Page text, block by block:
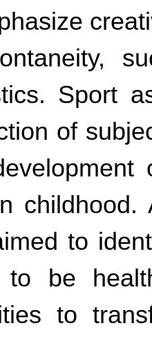
Sport
of
childhood.
to
to be
to